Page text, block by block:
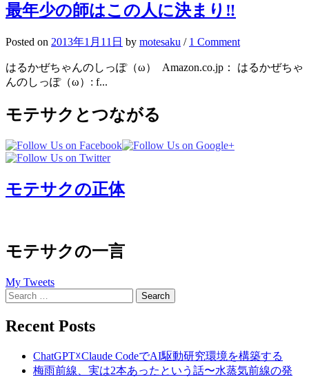
最年少の師はこの人に決まり‼
Posted on 2013年1月11日 by motesaku / 1 Comment
はるかぜちゃんのしっぽ（ω） Amazon.co.jp： はるかぜちゃ
んのしっぽ（ω）: f...
モテサクとつながる
モテサクの正体
モテサクの一言
My Tweets
Search
for:
Recent Posts
ChatGPT☓Claude CodeでAI駆動研究環境を構築する
梅雨前線、実は2本あったという話〜水蒸気前線の発